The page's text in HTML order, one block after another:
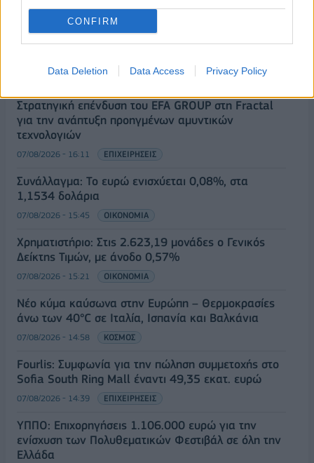
CONFIRM
Data Deletion Data Access Privacy Policy
Στρατηγική επένδυση του EFA GROUP στη Fractal
για την ανάπτυξη προηγμένων αμυντικών
τεχνολογιών
07/08/2026 - 16:11 ΕΠΙΧΕΙΡΗΣΕΙΣ
Συνάλλαγμα: Το ευρώ ενισχύεται 0,08%, στα
1,1534 δολάρια
07/08/2026 - 15:45 ΟΙΚΟΝΟΜΙΑ
Χρηματιστήριο: Στις 2.623,19 μονάδες ο Γενικός
Δείκτης Τιμών, με άνοδο 0,57%
07/08/2026 - 15:21 ΟΙΚΟΝΟΜΙΑ
Νέο κύμα καύσωνα στην Ευρώπη – Θερμοκρασίες
άνω των 40°C σε Ιταλία, Ισπανία και Βαλκάνια
07/08/2026 - 14:58 ΚΟΣΜΟΣ
Fourlis: Συμφωνία για την πώληση συμμετοχής στο
Sofia South Ring Mall έναντι 49,35 εκατ. ευρώ
07/08/2026 - 14:39 ΕΠΙΧΕΙΡΗΣΕΙΣ
ΥΠΠΟ: Επιχορηγήσεις 1.106.000 ευρώ για την
ενίσχυση των Πολυθεματικών Φεστιβάλ σε όλη την
Ελλάδα